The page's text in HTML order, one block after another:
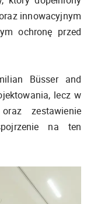
innowacyjnym
ochronę przed
Büsser and
lecz w
zestawienie
na ten